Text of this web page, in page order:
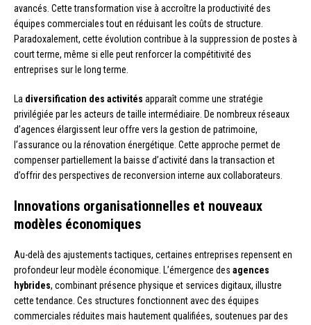
avancés. Cette transformation vise à accroître la productivité des
équipes commerciales tout en réduisant les coûts de structure.
Paradoxalement, cette évolution contribue à la suppression de postes à
court terme, même si elle peut renforcer la compétitivité des
entreprises sur le long terme.
La diversification des activités apparaît comme une stratégie
privilégiée par les acteurs de taille intermédiaire. De nombreux réseaux
d’agences élargissent leur offre vers la gestion de patrimoine,
l’assurance ou la rénovation énergétique. Cette approche permet de
compenser partiellement la baisse d’activité dans la transaction et
d’offrir des perspectives de reconversion interne aux collaborateurs.
Innovations organisationnelles et nouveaux
modèles économiques
Au-delà des ajustements tactiques, certaines entreprises repensent en
profondeur leur modèle économique. L’émergence des agences
hybrides, combinant présence physique et services digitaux, illustre
cette tendance. Ces structures fonctionnent avec des équipes
commerciales réduites mais hautement qualifiées, soutenues par des